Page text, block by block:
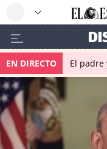
EN DIRECTO El